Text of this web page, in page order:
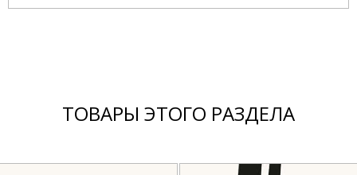
ТОВАРЫ ЭТОГО РАЗДЕЛА